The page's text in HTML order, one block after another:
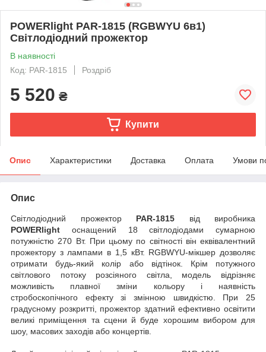
POWERlight PAR-1815 (RGBWYU 6в1)
Світлодіодний прожектор
В наявності
Код: PAR-1815
Роздріб
5 520 ₴
Купити
Опис Характеристики Доставка Оплата Умови
Опис
Світлодіодний прожектор PAR-1815 від виробника
POWERlight оснащений 18 світлодіодами сумарною
потужністю 270 Вт. При цьому по світності він еквівалентний
прожектору з лампами в 1,5 кВт. RGBWYU-мікшер дозволяє
отримати будь-який колір або відтінок. Крім потужного
світлового потоку розсіяного світла, модель відрізняє
можливість плавної зміни кольору і наявність
стробоскопічного ефекту зі змінною швидкістю. При 25
градусному розкритті, прожектор здатний ефективно освітити
великі приміщення та сцени й буде хорошим вибором для
шоу, масових заходів або концертів.